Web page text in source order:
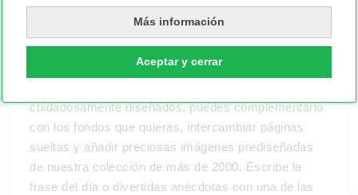
Más información
Aceptar y cerrar
echarle un vistazo a nuestros diseños de albumes
digitales atemporales, desde los básicos, pasando
por los clásicos y los modernos.
cuidadosamente diseñados, puedes complementarlo
con los fondos que quieras, intercambiar páginas
sueltas y añadir preciosas imágenes prediseñadas
de nuestra colección de más de 2000. Escribe la
frase del día o divertidas anécdotas con una de las